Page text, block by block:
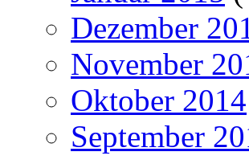
Dezember
November
Oktober 2014
September